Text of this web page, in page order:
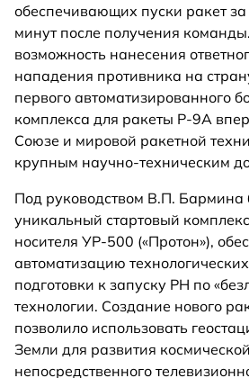
обеспечивающих пуски ракет
минут после получения
возможность нанесения
нападения противника на
первого автоматизированного
комплекса для ракеты Р-9А
Союзе и мировой ракетной
крупным научно-техническим
Под руководством В.П. Бармина
уникальный стартовый
носителя УР-500 («Протон»),
автоматизацию
подготовки к запуску PH по
технологии. Создание нового
позволило использовать
Земли для развития
непосредственного